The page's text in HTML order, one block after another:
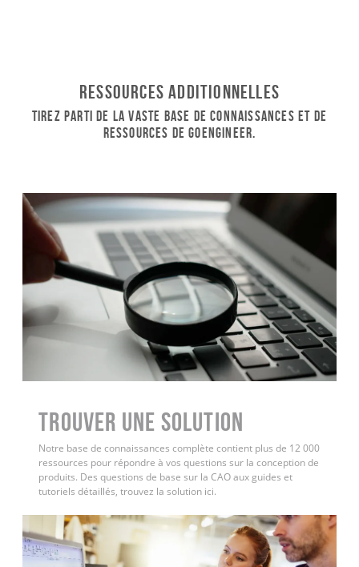
Ressources additionnelles
Tirez parti de la vaste base de connaissances et de
ressources de GoEngineer.
Trouver une solution
Notre base de connaissances complète contient plus de 12 000
ressources pour répondre à vos questions sur la conception de
produits. Des questions de base sur la CAO aux guides et
tutoriels détaillés, trouvez la solution ici.